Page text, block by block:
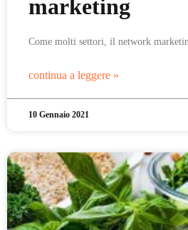
marketing
Come molti settori, il network
continua a leggere »
10 Gennaio 2021